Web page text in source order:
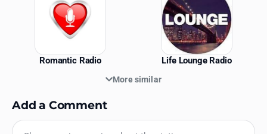
Romantic Radio Life Lounge Radio
More similar
Add a Comment